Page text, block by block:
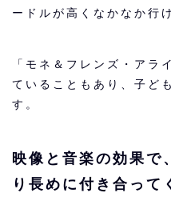
ードルが高くなかなか行
「モネ＆フレンズ・アラ
ていることもあり、子ど
す。
映像と音楽の効果で
り長めに付き合って